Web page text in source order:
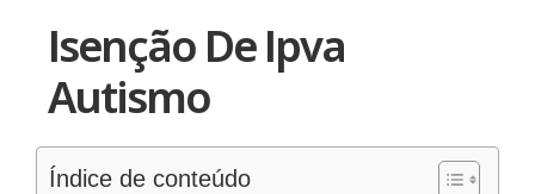
Isenção De Ipva
Autismo
Índice de conteúdo